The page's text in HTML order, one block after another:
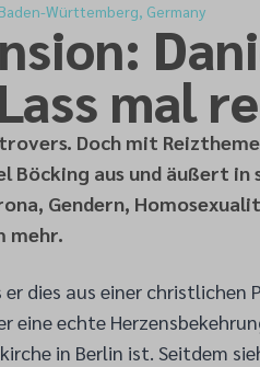
Württemberg, Germany
mal
Doch mit
Böcking aus und äußert in
Gendern,
mehr.
dies aus einer christlichen
echte
in Berlin ist. Seitdem